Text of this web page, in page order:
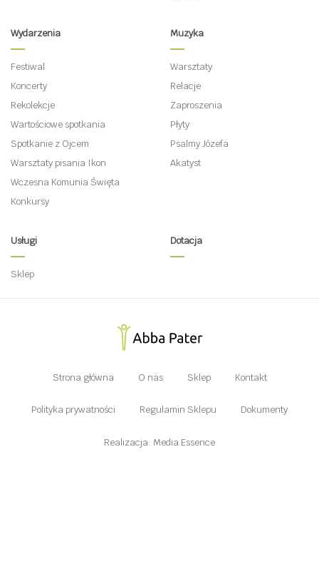
Wydarzenia
Festiwal
Koncerty
Rekolekcje
Wartościowe spotkania
Spotkanie z Ojcem
Warsztaty pisania Ikon
Wczesna Komunia Święta
Konkursy
Muzyka
Warsztaty
Relacje
Zaproszenia
Płyty
Psalmy Józefa
Akatyst
Usługi
Sklep
Dotacja
Strona główna O nas Sklep Kontakt
Polityka prywatności Regulamin Sklepu Dokumenty
Realizacja: Media Essence